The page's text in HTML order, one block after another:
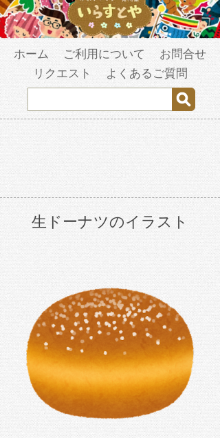
ホーム ご利用について
お問合せ
リクエスト
よくあるご質問
生ドーナツのイラスト